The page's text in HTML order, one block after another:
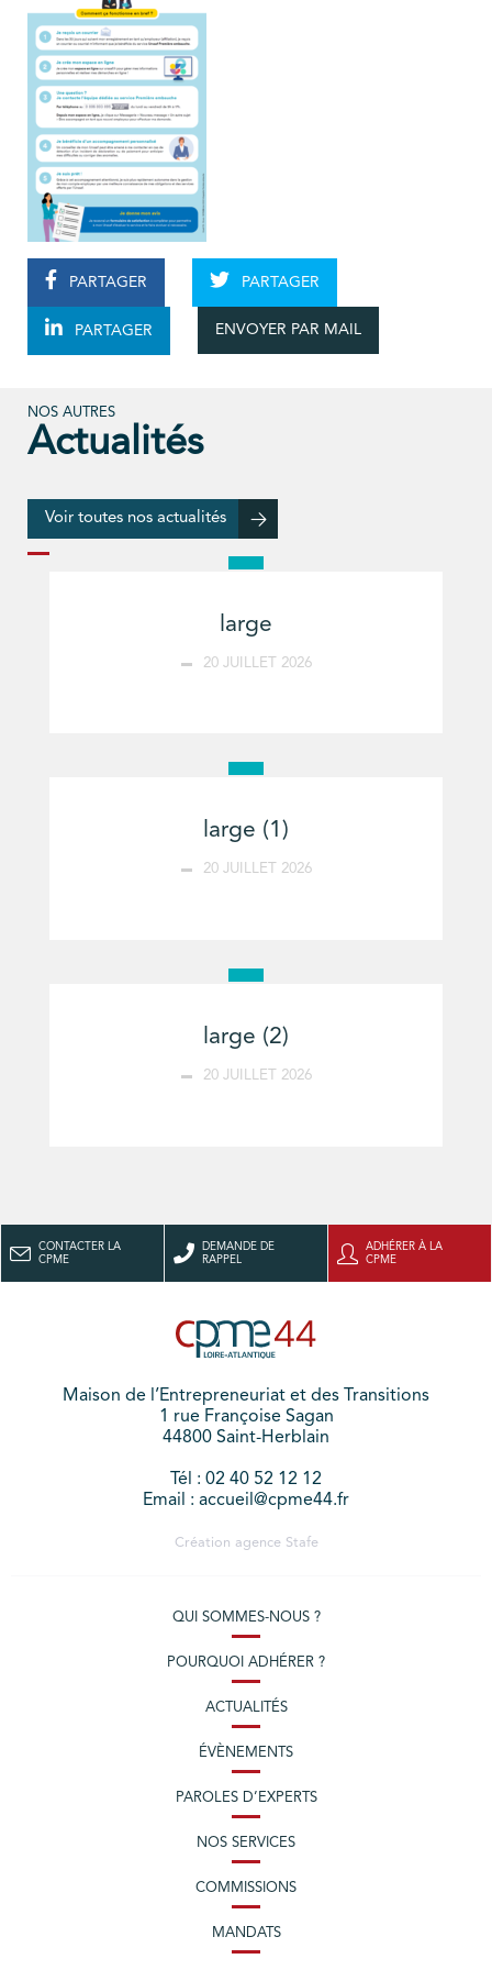
PARTAGER PARTAGER
PARTAGER ENVOYER PAR MAIL
NOS AUTRES
Actualités
Voir toutes nos actualités
large
20 JUILLET 2026
large (1)
20 JUILLET 2026
large (2)
20 JUILLET 2026
CONTACTER LA
CPME
DEMANDE DE
RAPPEL
ADHÉRER À LA
CPME
Maison de l’Entrepreneuriat et des Transitions
1 rue Françoise Sagan
44800 Saint-Herblain
Tél : 02 40 52 12 12
Email : accueil@cpme44.fr
Création agence Stafe
QUI SOMMES-NOUS ?
POURQUOI ADHÉRER ?
ACTUALITÉS
ÉVÈNEMENTS
PAROLES D’EXPERTS
NOS SERVICES
COMMISSIONS
MANDATS